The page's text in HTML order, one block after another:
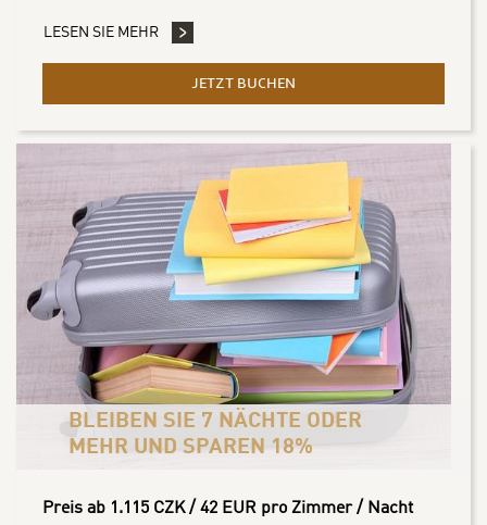
LESEN SIE MEHR
JETZT BUCHEN
BLEIBEN SIE 7 NÄCHTE ODER
MEHR UND SPAREN 18%
Preis ab 1.115 CZK / 42 EUR pro Zimmer / Nacht